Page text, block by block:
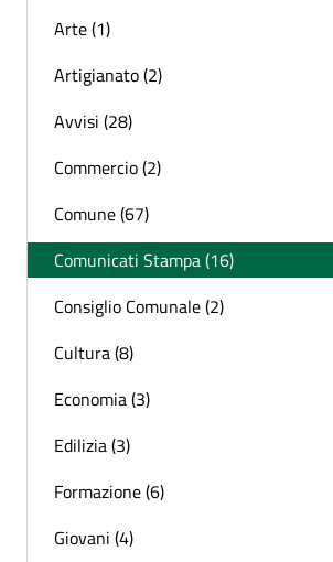
Arte (1)
Artigianato (2)
Avvisi (28)
Commercio (2)
Comune (67)
Comunicati Stampa (16)
Consiglio Comunale (2)
Cultura (8)
Economia (3)
Edilizia (3)
Formazione (6)
Giovani (4)